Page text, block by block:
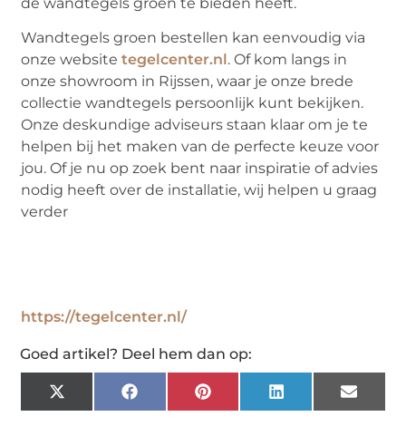
Wandtegels groen bestellen kan eenvoudig via
onze websitetegelcenter.nl. Of kom langs in
onze showroom in Rijssen, waar je onze brede
collectie wandtegels persoonlijk kunt bekijken.
Onze deskundige adviseurs staan klaar om je te
helpen bij het maken van de perfecte keuze voor
jou. Of je nu op zoek bent naar inspiratie of advies
nodig heeft over de installatie, wij helpen u graag
verder
https://tegelcenter.nl/
Goed artikel? Deel hem dan op:
X
(Twitter)
FacebookPinterestLinkedInEmail